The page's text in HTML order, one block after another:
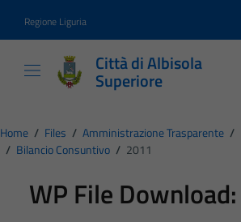
Regione Liguria
Città di Albisola
Superiore
Home / Files / Amministrazione Trasparente /
/ Bilancio Consuntivo / 2011
WP File Download: